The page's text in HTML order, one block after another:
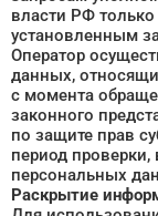
власти РФ
установленным
Оператор
данных,
с момента
законного
по защите прав
период
персональных
Раскрытие